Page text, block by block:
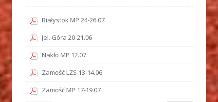
Białystok MP 24-26.07
Jel. Góra 20-21.06
Nakło MP 12.07
Zamość LZS 13-14.06
Zamość MP 17-19.07